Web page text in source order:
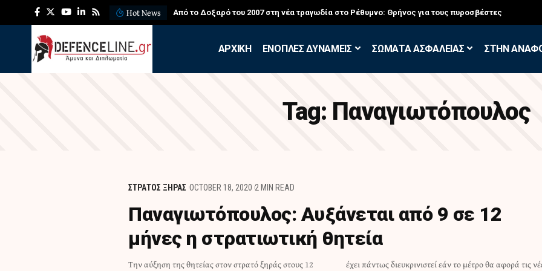
Hot News Από το Δοξαρό του 2007 στη νέα τραγωδία στο Ρέθυμνο: Θρήνος για τους πυροσβέστες
APXIKH ΕΝΟΠΛΕΣ ΔΥΝΑΜΕΙΣ ΣΩΜΑΤΑ ΑΣΦΑΛΕΙΑΣ ΣΤΗΝ
Tag: Παναγιωτόπουλος
ΣΤΡΑΤΟΣ ΞΗΡΑΣ OCTOBER 18, 2020 2 MIN READ
Παναγιωτόπουλος: Αυξάνεται από 9 σε 12
μήνες η στρατιωτική θητεία
Την αύξηση της θητείας στον στρατό ξηράς στους 12
έχει πάντως διευκρινιστεί εάν το μέτρο θα αφορά τις νέες